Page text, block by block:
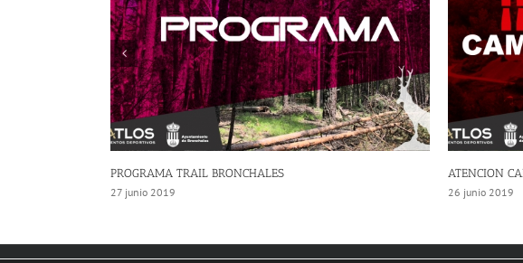
ATENCION CAMBIO DE HORARIOS
26 junio 2019
25 junio 2019